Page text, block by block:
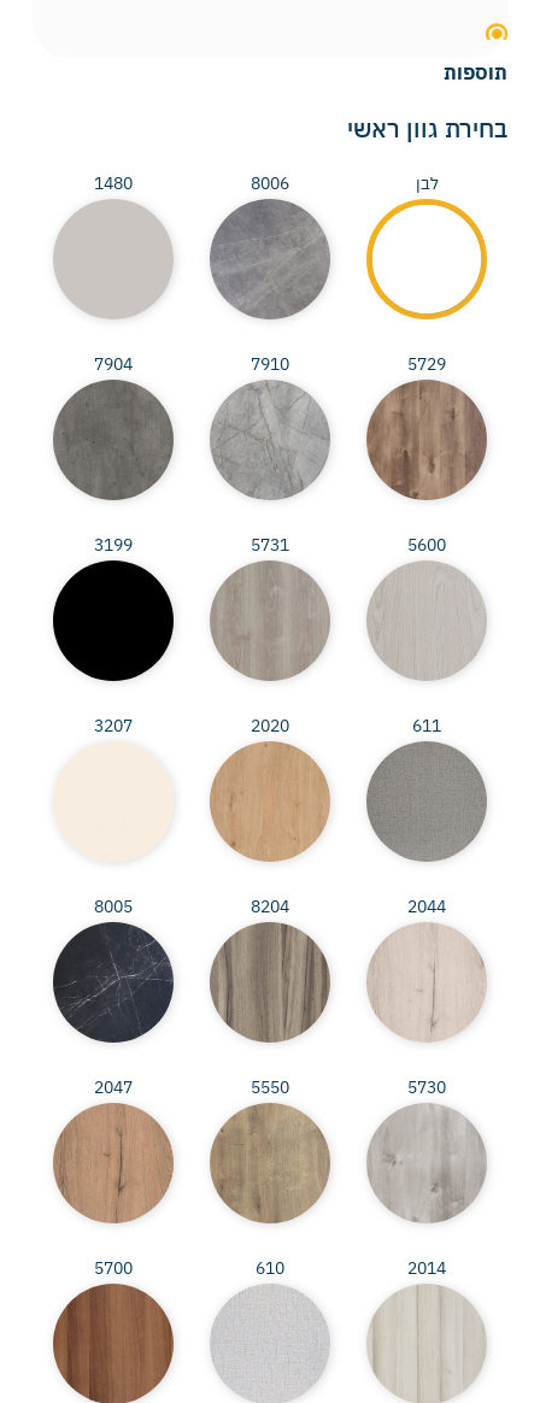
תוספות
בחירת גוון ראשי
לבן 8006
1480
5729
7910
7904
5600
5731
3199
611
2020
3207
2044
8204
8005
5730
5550
2047
2014
610
5700